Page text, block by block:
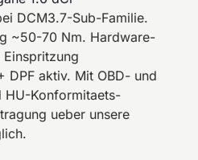
DCM3.7-Sub-Familie.
~50-70 Nm. Hardware-
DPF aktiv. Mit OBD- und
HU-Konformitaets-
ueber unsere